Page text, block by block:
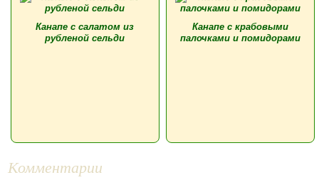
Канапе с салатом из
рубленой сельди
Канапе с крабовыми
палочками и помидорами
Комментарии